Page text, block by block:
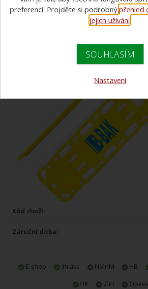
Kód zboží:
Záruční doba:
E-shop Jihlava NMnM HB
HK
Zlín
Opava
preferencí. Projděte si podrobnýpřehled
jejich užívání.
SOUHLASÍM
Nastavení